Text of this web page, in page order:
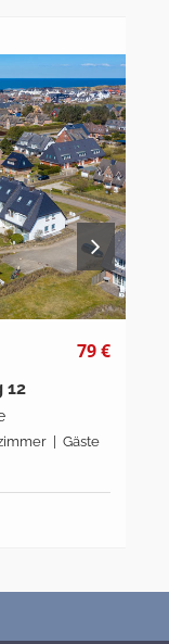
79 €
12
| Gäste